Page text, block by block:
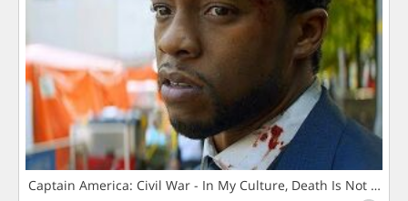
Captain America: Civil War - In My Culture, Death Is Not The